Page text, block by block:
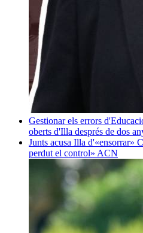
Gestionar els errors
oberts d'Illa després de dos
Junts acusa Illa d'«ensorrar»
perdut el control» ACN